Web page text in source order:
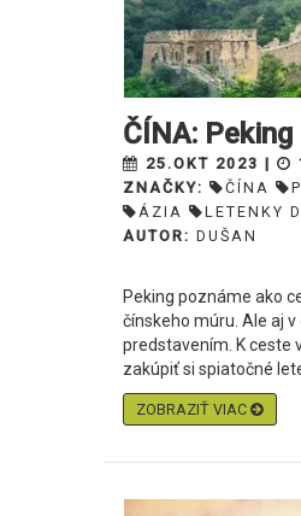
ČÍNA:
25.OKT 2023 |
ZNAČKY:
ČÍNA
ÁZIA
LETENKY
AUTOR: DUŠAN
Peking poznáme ako
čínskeho múru. Ale aj
predstavením. K ceste
zakúpiť si spiatočné
ZOBRAZIŤ VIAC